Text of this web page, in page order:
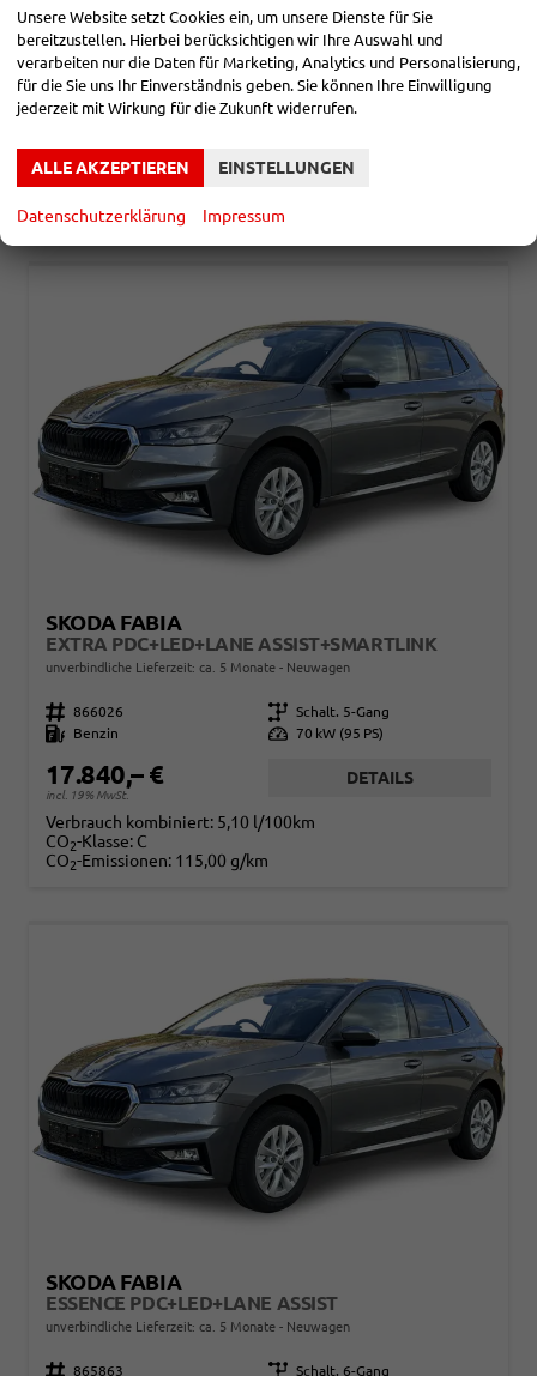
unverbindliche Lieferzeit: ca. 5 Monate Neuwagen
Leistung 70 kW (95 PS)
17.690,– € DETAILS
Verbrauch kombiniert:
5,10 l/100km
CO2-Klasse:C
SKODA FABIA
EXTRA PDC+LED+LANE ASSIST+SMARTLINK
unverbindliche Lieferzeit: ca. 5 Monate Neuwagen
Fahrzeugnr. 866026 Getriebe Schalt. 5-Gang
Kraftstoff
Benzin Leistung 70 kW (95 PS)
17.840,– €
incl. 19% MwSt.
DETAILS
Verbrauch kombiniert: 5,10 l/100km
CO2-Klasse: C
CO2-Emissionen: 115,00 g/km
SKODA FABIA
ESSENCE PDC+LED+LANE ASSIST
unverbindliche Lieferzeit: ca. 5 Monate Neuwagen
Fahrzeugnr. 865863 Getriebe Schalt. 6-Gang
Unsere Website setzt Cookies ein, um unsere Dienste für Sie
bereitzustellen. Hierbei berücksichtigen wir Ihre Auswahl und
verarbeiten nur die Daten für Marketing, Analytics und Personalisierung,
für die Sie uns Ihr Einverständnis geben. Sie können Ihre Einwilligung
jederzeit mit Wirkung für die Zukunft widerrufen.
ALLE AKZEPTIEREN EINSTELLUNGEN
Datenschutzerklärung Impressum